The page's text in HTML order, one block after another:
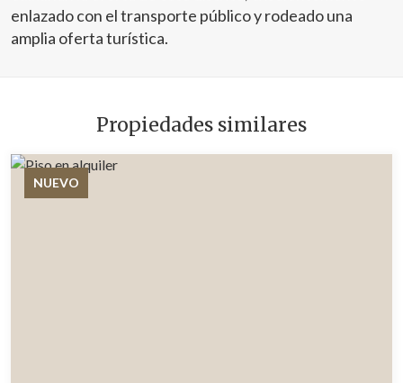
enlazado con el transporte público y rodeado una
amplia oferta turística.
Propiedades similares
NUEVO